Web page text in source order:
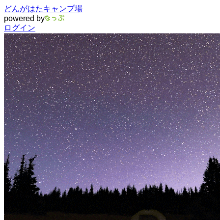
どんがはたキャンプ場
powered by
ログイン